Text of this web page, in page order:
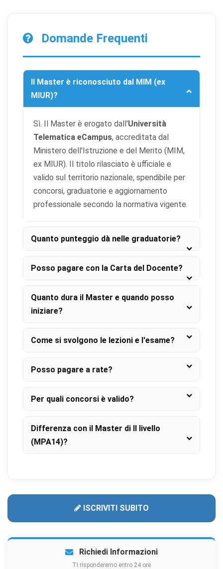
Domande Frequenti
Il Master è riconosciuto dal MIM (ex
MIUR)?
Sì. Il Master è erogato dall'Università
Telematica eCampus, accreditata dal
Ministero dell'Istruzione e del Merito (MIM,
ex MIUR). Il titolo rilasciato è ufficiale e
valido sul territorio nazionale, spendibile per
concorsi, graduatorie e aggiornamento
professionale secondo la normativa vigente.
Quanto punteggio dà nelle graduatorie?
Posso pagare con la Carta del Docente?
Quanto dura il Master e quando posso
iniziare?
Come si svolgono le lezioni e l'esame?
Posso pagare a rate?
Per quali concorsi è valido?
Differenza con il Master di II livello
(MPA14)?
ISCRIVITI SUBITO
Richiedi Informazioni
Ti risponderemo entro 24 ore
Cookie statistici
sito tramite dati raccolti in forma anonima o aggregata.
Cookie di marketing
siti web allo scopo di mostrare annunci pertinenti.
Rifiuta tutti
Salva
preferenze
Accetta
tutti